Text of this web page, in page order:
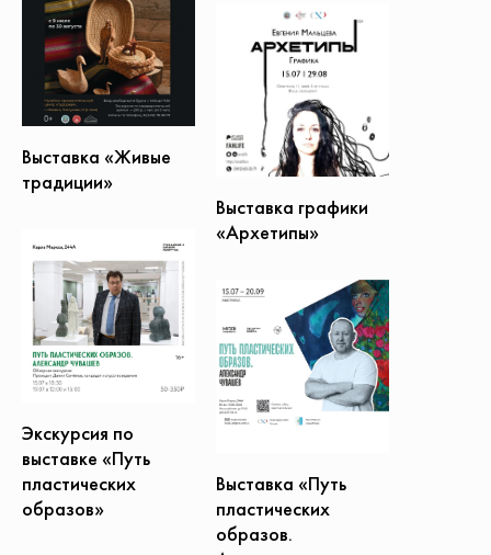
Выставка «Живые
традиции»
Выставка графики
«Архетипы»
Экскурсия по
выставке «Путь
пластических
образов»
Выставка «Путь
пластических
образов.